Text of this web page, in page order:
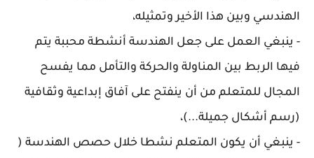
الهندسي وبين هذا الأخير وتمثيله،
- ينبغي العمل على جعل الهندسة أنشطة محببة يتم
فيها الربط بين المناولة والحركة والتأمل مما يفسح
المجال للمتعلم من أن ينفتح على آفاق إبداعية وثقافية
(رسم أشكال جميلة...)،
- ينبغي أن يكون المتعلم نشطا خلال حصص الهندسة (